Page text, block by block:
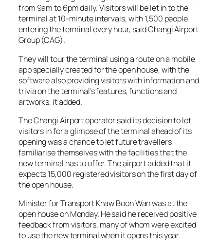
from 9am to 6pm daily. Visitors will be let in to the
terminal at 10-minute intervals, with 1,500 people
entering the terminal every hour, said Changi Airport
Group (CAG).
They will tour the terminal using a route on a mobile
app specially created for the open house, with the
software also providing visitors with information and
trivia on the terminal’s features, functions and
artworks, it added.
The Changi Airport operator said its decision to let
visitors in for a glimpse of the terminal ahead of its
opening was a chance to let future travellers
familiarise themselves with the facilities that the
new terminal has to offer. The airport added that it
expects 15,000 registered visitors on the first day of
the open house.
Minister for Transport Khaw Boon Wan was at the
open house on Monday. He said he received positive
feedback from visitors, many of whom were excited
to use the new terminal when it opens this year.